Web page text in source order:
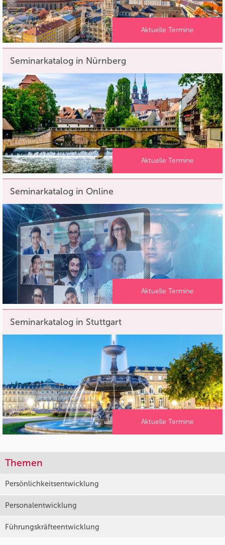
Aktuelle Termine
Seminarkatalog in Nürnberg
Aktuelle Termine
Seminarkatalog in Online
Aktuelle Termine
Seminarkatalog in Stuttgart
Aktuelle Termine
Themen
Persönlichkeitsentwicklung
Personalentwicklung
Führungskräfteentwicklung